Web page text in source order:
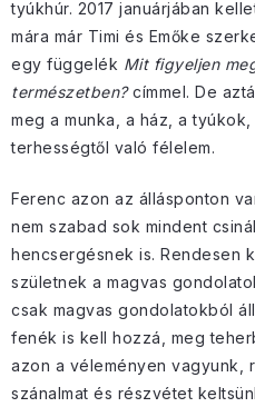
tyúkhúr. 2017 januárjában
mára már Timi és Emőke
egy függelék Mit figyeljen
természetben?címmel. De
meg a munka, a ház, a
terhességtől való félelem.
Ferenc azon az állásponton
nem szabad sok mindent
hencsergésnek is. Rendesen
születnek a magvas
csak magvas gondolatokból
fenék is kell hozzá, meg
azon a véleményen vagyunk,
szánalmat és részvétet